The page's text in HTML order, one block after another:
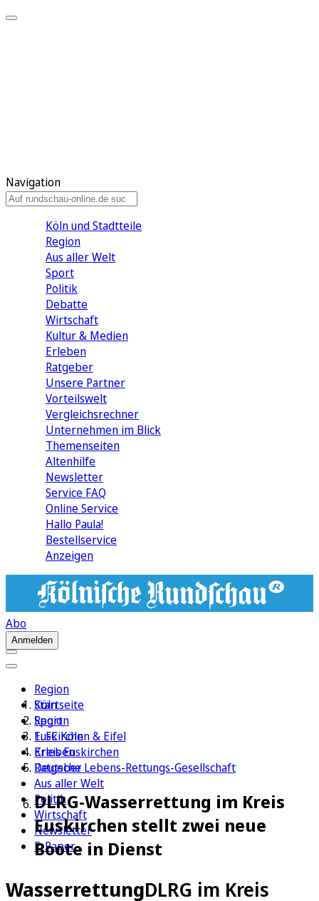
Navigation
Köln und Stadtteile
Region
Aus aller Welt
Sport
Politik
Debatte
Wirtschaft
Kultur & Medien
Erleben
Ratgeber
Unsere Partner
Vorteilswelt
Vergleichsrechner
Unternehmen im Blick
Themenseiten
Altenhilfe
Newsletter
Service FAQ
Online Service
Hallo Paula!
Bestellservice
Anzeigen
Abo
Anmelden
Region
Köln
Sport
1. FC Köln
Erleben
Ratgeber
Aus aller Welt
Politik
Wirtschaft
Newsletter
E-Paper
Startseite
Region
Euskirchen & Eifel
Kreis Euskirchen
Deutsche Lebens-Rettungs-Gesellschaft
DLRG-Wasserrettung im Kreis
Euskirchen stellt zwei neue
Boote in Dienst
WasserrettungDLRG im Kreis